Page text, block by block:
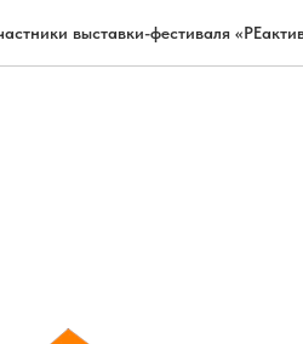
выставки-фестиваля